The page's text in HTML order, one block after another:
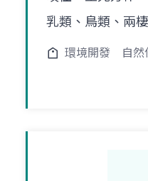
乳類、鳥類、
環境開發 自然